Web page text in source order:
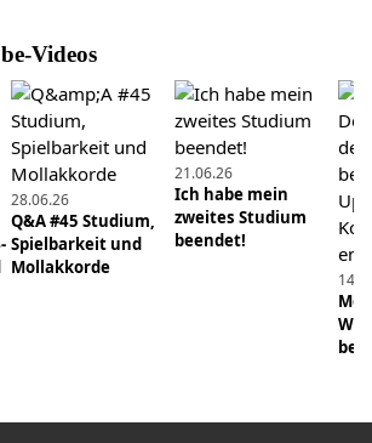
kein Mensch! Falsche
B-Tuba
besser einüben mit dem Prinzip
Aufmerksamkeit
Videos
28.06.26
Q&A #45 Studium,
Spielbarkeit und
Mollakkorde
21.06.26
Ich habe mein
zweites Studium
beendet!